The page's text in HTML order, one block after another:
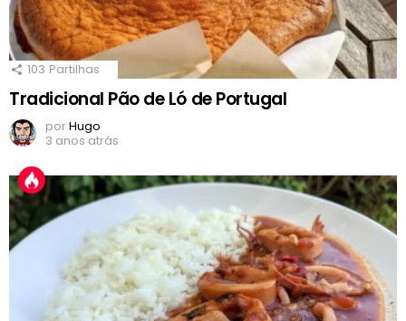
103 Partilhas
Tradicional Pão de Ló de Portugal
porHugo
3 anos atrás